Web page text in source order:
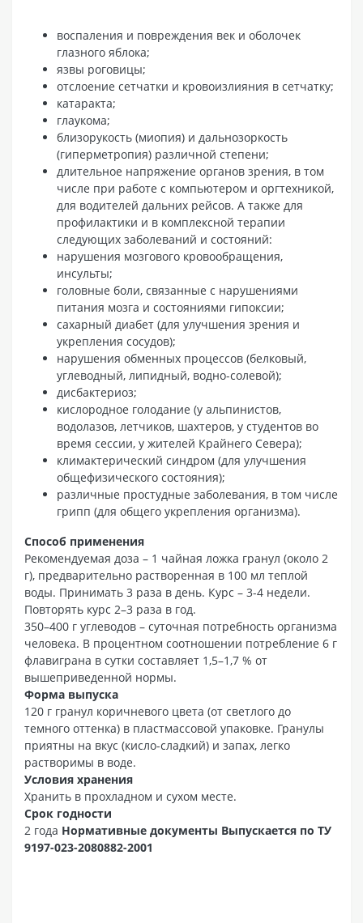
воспаления и повреждения век и оболочек
глазного яблока;
язвы роговицы;
отслоение сетчатки и кровоизлияния в сетчатку;
катаракта;
глаукома;
близорукость (миопия) и дальнозоркость
(гиперметропия) различной степени;
длительное напряжение органов зрения, в том
числе при работе с компьютером и оргтехникой,
для водителей дальних рейсов. А также для
профилактики и в комплексной терапии
следующих заболеваний и состояний:
нарушения мозгового кровообращения,
инсульты;
головные боли, связанные с нарушениями
питания мозга и состояниями гипоксии;
сахарный диабет (для улучшения зрения и
укрепления сосудов);
нарушения обменных процессов (белковый,
углеводный, липидный, водно-солевой);
дисбактериоз;
кислородное голодание (у альпинистов,
водолазов, летчиков, шахтеров, у студентов во
время сессии, у жителей Крайнего Севера);
климактерический синдром (для улучшения
общефизического состояния);
различные простудные заболевания, в том числе
грипп (для общего укрепления организма).
Способ применения
Рекомендуемая доза – 1 чайная ложка гранул (около 2
г), предварительно растворенная в 100 мл теплой
воды. Принимать 3 раза в день. Курс – 3-4 недели.
Повторять курс 2–3 раза в год.
350–400 г углеводов – суточная потребность организма
человека. В процентном соотношении потребление 6 г
флавиграна в сутки составляет 1,5–1,7 % от
вышеприведенной нормы.
Форма выпуска
120 г гранул коричневого цвета (от светлого до
темного оттенка) в пластмассовой упаковке. Гранулы
приятны на вкус (кисло-сладкий) и запах, легко
растворимы в воде.
Условия хранения
Хранить в прохладном и сухом месте.
Срок годности
2 года Нормативные документы Выпускается по ТУ
9197-023-2080882-2001